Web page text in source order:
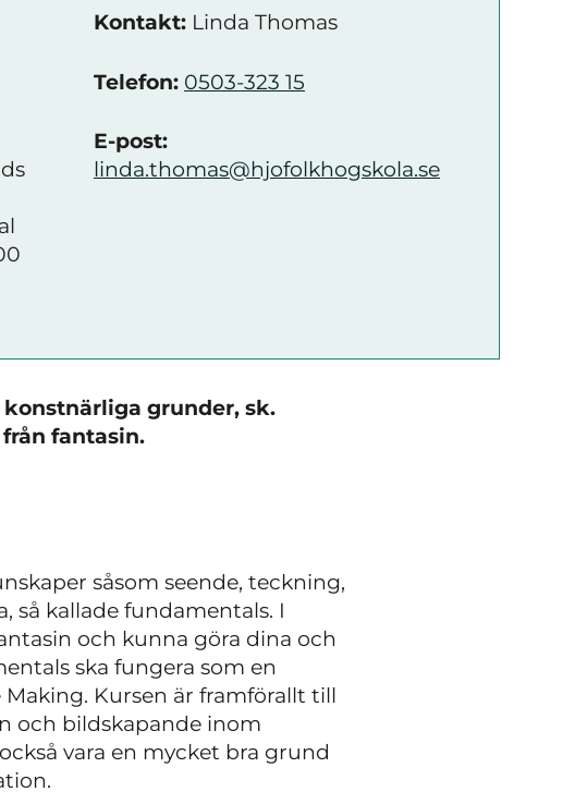
Kontakt: Linda Thomas
Telefon: 0503-323 15
E-post:
linda.thomas@hjofolkhogskola.se
grunder, sk.
fantasin.
såsom seende, teckning,
så kallade fundamentals. I
och kunna göra dina och
ska fungera som en
Kursen är framförallt till
och bildskapande inom
vara en mycket bra grund